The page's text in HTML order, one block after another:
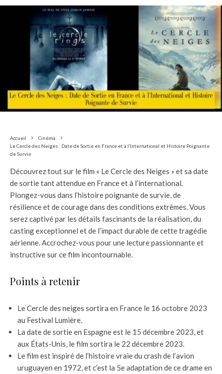
Accueil
Cinéma
Le Cercle des Neiges : Date de Sortie en France et à l’International et Histoire Poignante
de Survie
Découvrez tout sur le film « Le Cercle des Neiges » et sa date
de sortie tant attendue en France et à l’international.
Plongez-vous dans l’histoire poignante de survie, de
résilience et de courage dans des conditions extrêmes. Vous
serez captivé par les détails fascinants de la réalisation, du
casting exceptionnel et de l’impact durable de cette tragédie
aérienne. Accrochez-vous pour une lecture passionnante et
instructive sur ce film incontournable.
Points à retenir
Le Cercle des neiges sortira en France le 16 octobre 2023
au Festival Lumière.
La date de sortie en Espagne est le 15 décembre 2023, et
aux États-Unis, le film sortira le 22 décembre 2023.
Le film est inspiré de l’histoire vraie du crash de l’avion
uruguayen en 1972, et c’est la 5e adaptation de ce drame en